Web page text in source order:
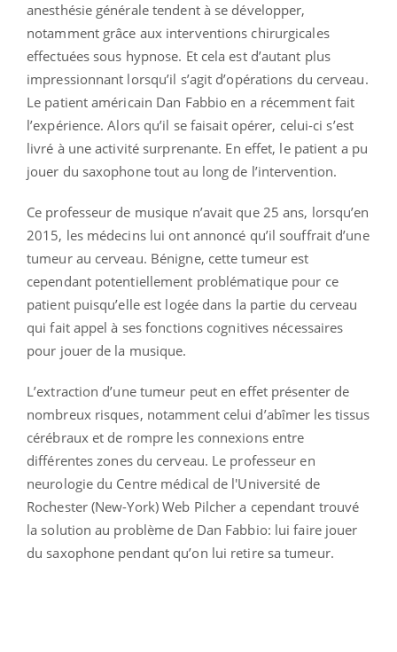
anesthésie générale tendent à se développer,
notamment grâce aux interventions chirurgicales
effectuées sous hypnose. Et cela est d’autant plus
impressionnant lorsqu’il s’agit d’opérations du cerveau.
Le patient américain Dan Fabbio en a récemment fait
l’expérience. Alors qu’il se faisait opérer, celui-ci s’est
livré à une activité surprenante. En effet, le patient a pu
jouer du saxophone tout au long de l’intervention.
Ce professeur de musique n’avait que 25 ans, lorsqu’en
2015, les médecins lui ont annoncé qu’il souffrait d’une
tumeur au cerveau. Bénigne, cette tumeur est
cependant potentiellement problématique pour ce
patient puisqu’elle est logée dans la partie du cerveau
qui fait appel à ses fonctions cognitives nécessaires
pour jouer de la musique.
L’extraction d’une tumeur peut en effet présenter de
nombreux risques, notamment celui d’abîmer les tissus
cérébraux et de rompre les connexions entre
différentes zones du cerveau. Le professeur en
neurologie du Centre médical de l'Université de
Rochester (New-York) Web Pilcher a cependant trouvé
la solution au problème de Dan Fabbio: lui faire jouer
du saxophone pendant qu’on lui retire sa tumeur.